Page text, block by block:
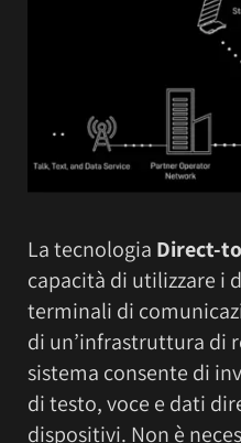
La tecnologia Direct-
capacità di utilizzare i
terminali di
di un’infrastruttura di
sistema consente di
di testo, voce e dati
dispositivi. Non è